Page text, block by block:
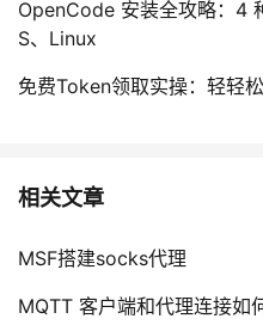
OpenCode 安装全攻略：4
S、Linux
免费Token领取实操：轻轻
相关文章
MSF搭建socks代理
MQTT 客户端和代理连接如